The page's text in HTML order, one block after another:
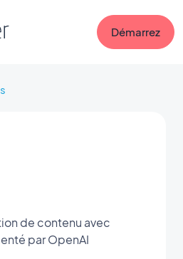
Démarrez
de contenu avec
par OpenAI